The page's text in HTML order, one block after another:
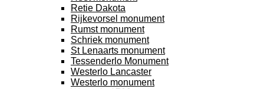
Retie Dakota
Rijkevorsel monument
Rumst monument
Schriek monument
St Lenaarts monument
Tessenderlo Monument
Westerlo Lancaster
Westerlo monument